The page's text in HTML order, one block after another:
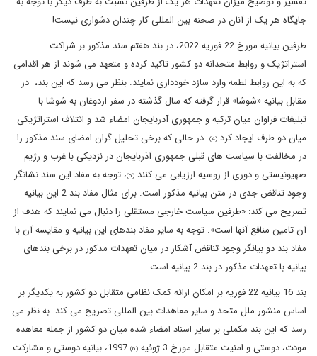
جایگاه هر یک از آنان در صحنه بین المللی کار چندان دشواری نیست!
طرفین بیانیه مورخ 22 فوریه 2022، در بند هفتم سند مذکور بر شراکت
استراتژیک و روابط متحدانه دو کشور تاکید کرده و متعهد می شوند از هر اقدامی
که به این روابط لطمه وارد سازد خودداری نمایند. بنظر می رسد که این بند، در
مقابل بیانیه «شوشا» قرار گرفته که سال گذشته در سفر اردوغان به شوشا با
تبلیغات فراوان میان ترکیه و جمهوری آذربایجان امضاء شد و ائتلاف استراتژیکی
میان دو طرف ایجاد کرد (4)
. در حالی که برخی تحلیل گران امضای سند مذکور را
در مخالفت با سیاست های قبلی جمهوری آذربایجان در نزدیکی با غرب و رژیم
صهیونیستی و دوری از روسیه ارزیابی می کنند (5)
، توجه به مفاد این سند نشانگر
وجود تناقض جدی در متن بیانیه مذکور است. برای مثال مفاد بند 2 این بیانیه
تصریح می کند: «طرفین سیاست خارجی مستقلی را دنبال می نمایند که هدف از
آن تامین منافع آنها است». توجه به سایر مفاد بندهای این بیانیه و مقایسه آن با
مفاد بند دو بیانگر وجود تناقض آشکار در میان تعهدات مذکور در برخی بندهای
بیانیه با تعهدات مذکور در بند 2 بیانیه است.
بند 16 بیانیه 22 فوریه بر امکان ارائه کمک نظامی متقابل دو کشور به یکدیگر بر
اساس منشور ملل متحد و سایر معاهدات بین المللی تصریح می کند. به نظر می
رسد که این بند مکملی بر سایر اسناد امضاء شده میان دو کشور از جمله معاهده
مودت، دوستی و امنیت متقابل مورخ 3 ژوئیه
(6)
1997، بیانیه دوستی و مشارکت